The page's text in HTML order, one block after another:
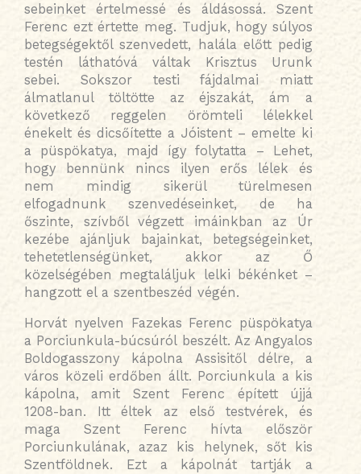
sebeinket értelmessé és áldásossá. Szent
Ferenc ezt értette meg. Tudjuk, hogy súlyos
betegségektől szenvedett, halála előtt pedig
testén láthatóvá váltak Krisztus Urunk
sebei. Sokszor testi fájdalmai miatt
álmatlanul töltötte az éjszakát, ám a
következő reggelen örömteli lélekkel
énekelt és dicsőítette a Jóistent – emelte ki
a püspökatya, majd így folytatta – Lehet,
hogy bennünk nincs ilyen erős lélek és
nem mindig sikerül türelmesen
elfogadnunk szenvedéseinket, de ha
őszinte, szívből végzett imáinkban az Úr
kezébe ajánljuk bajainkat, betegségeinket,
tehetetlenségünket, akkor az Ő
közelségében megtaláljuk lelki békénket –
hangzott el a szentbeszéd végén.
Horvát nyelven Fazekas Ferenc püspökatya
a Porciunkula-búcsúról beszélt. Az Angyalos
Boldogasszony kápolna Assisitől délre, a
város közeli erdőben állt. Porciunkula a kis
kápolna, amit Szent Ferenc épített újjá
1208-ban. Itt éltek az első testvérek, és
maga Szent Ferenc hívta először
Porciunkulának, azaz kis helynek, sőt kis
Szentföldnek.
Ezt a kápolnát tartják a